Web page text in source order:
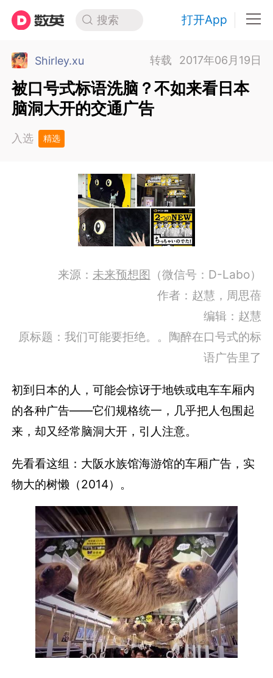
搜索 打开App
Shirley.xu 转载 2017年06月19日
被口号式标语洗脑？不如来看日本
脑洞大开的交通广告
入选 精选
来源： 未来预想图 （微信号：D-Labo）
作者：赵慧，周思蓓
编辑：赵慧
原标题：我们可能要拒绝。。陶醉在口号式的标
语广告里了
初到日本的人，可能会惊讶于地铁或电车车厢内
的各种广告――它们规格统一，几乎把人包围起
来，却又经常脑洞大开，引人注意。
先看看这组：大阪水族馆海游馆的车厢广告，实
物大的树懒（2014）。